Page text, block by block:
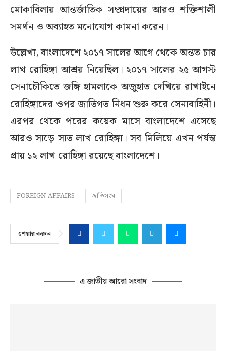
মোকাবিলায় আন্তর্জাতিক সম্প্রদায়ের আরও শক্তিশালী
সমর্থন ও অব্যাহত মনোযোগ কামনা করেন।
উল্লেখ্য, বাংলাদেশে ২০১৭ সালের আগে থেকে অন্তত চার
লাখ রোহিঙ্গা আশ্রয় নিয়েছিল। ২০১৭ সালের ২৫ আগস্ট
সেনাচৌকিতে জঙ্গি হামলাকে অজুহাত দেখিয়ে রাখাইনে
রোহিঙ্গাদের ওপর জাতিগত নিধন শুরু করে সেনাবাহিনী।
এরপর থেকে পরের কয়েক মাসে বাংলাদেশে এসেছে
আরও সাড়ে সাত লাখ রোহিঙ্গা। সব মিলিয়ে এখন পর্যন্ত
প্রায় ১২ লাখ রোহিঙ্গা রয়েছে বাংলাদেশে।
FOREIGN AFFAIRS জাতিসংঘ
শেয়ার করুন
এ জাতীয় আরো সংবাদ